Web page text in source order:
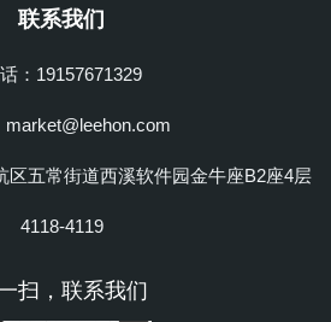
联系我们
：19157671329
market@leehon.com
区五常街道西溪软件园金牛座B2座4层
4118-4119
扫，联系我们